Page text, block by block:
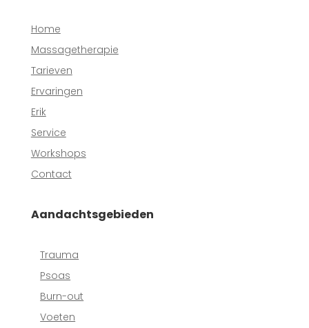
Home
Massagetherapie
Tarieven
Ervaringen
Erik
Service
Workshops
Contact
Aandachtsgebieden
Trauma
Psoas
Burn-out
Voeten